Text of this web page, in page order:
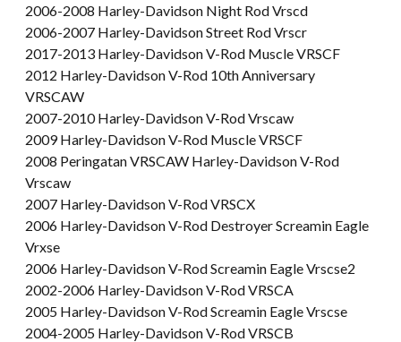
2006-2008 Harley-Davidson Night Rod Vrscd
2006-2007 Harley-Davidson Street Rod Vrscr
2017-2013 Harley-Davidson V-Rod Muscle VRSCF
2012 Harley-Davidson V-Rod 10th Anniversary
VRSCAW
2007-2010 Harley-Davidson V-Rod Vrscaw
2009 Harley-Davidson V-Rod Muscle VRSCF
2008 Peringatan VRSCAW Harley-Davidson V-Rod
Vrscaw
2007 Harley-Davidson V-Rod VRSCX
2006 Harley-Davidson V-Rod Destroyer Screamin Eagle
Vrxse
2006 Harley-Davidson V-Rod Screamin Eagle Vrscse2
2002-2006 Harley-Davidson V-Rod VRSCA
2005 Harley-Davidson V-Rod Screamin Eagle Vrscse
2004-2005 Harley-Davidson V-Rod VRSCB